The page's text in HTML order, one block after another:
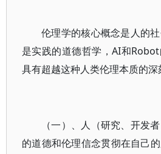
伦理学的核心概念是人的
是实践的道德哲学，AI和
具有超越这种人类伦理本质的深
（一）、人（研究、开发
的道德和伦理信念贯彻在自己